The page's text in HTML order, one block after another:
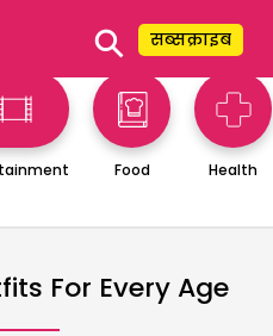
⚲ सब्सक्राइब
Food Health
For Every Age